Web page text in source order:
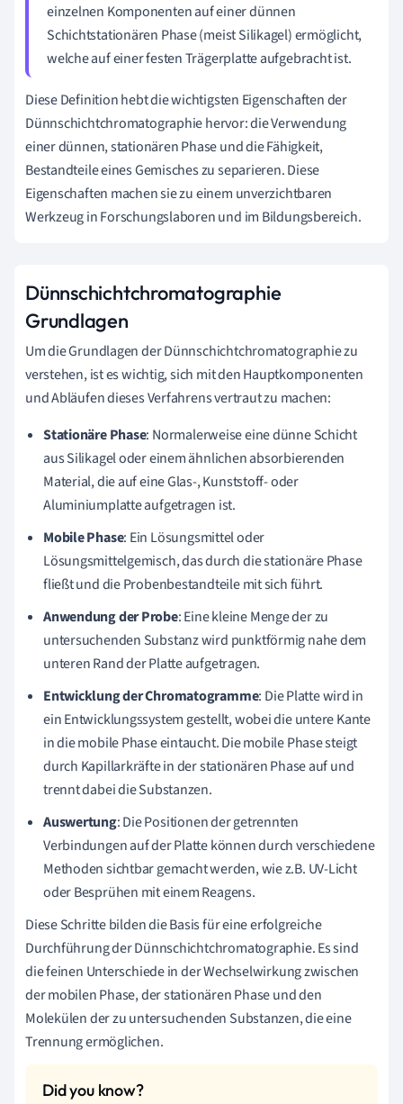
einzelnen Komponenten auf einer dünnen
Schichtstationären Phase (meist Silikagel) ermöglicht,
welche auf einer festen Trägerplatte aufgebracht ist.
Diese Definition hebt die wichtigsten Eigenschaften der
Dünnschichtchromatographie hervor: die Verwendung
einer dünnen, stationären Phase und die Fähigkeit,
Bestandteile eines Gemisches zu separieren. Diese
Eigenschaften machen sie zu einem unverzichtbaren
Werkzeug in Forschungslaboren und im Bildungsbereich.
Dünnschichtchromatographie
Grundlagen
Um die Grundlagen der Dünnschichtchromatographie zu
verstehen, ist es wichtig, sich mit den Hauptkomponenten
und Abläufen dieses Verfahrens vertraut zu machen:
Stationäre Phase: Normalerweise eine dünne Schicht
aus Silikagel oder einem ähnlichen absorbierenden
Material, die auf eine Glas-, Kunststoff- oder
Aluminiumplatte aufgetragen ist.
Mobile Phase: Ein Lösungsmittel oder
Lösungsmittelgemisch, das durch die stationäre Phase
fließt und die Probenbestandteile mit sich führt.
Anwendung der Probe: Eine kleine Menge der zu
untersuchenden Substanz wird punktförmig nahe dem
unteren Rand der Platte aufgetragen.
Entwicklung der Chromatogramme: Die Platte wird in
ein Entwicklungssystem gestellt, wobei die untere Kante
in die mobile Phase eintaucht. Die mobile Phase steigt
durch Kapillarkräfte in der stationären Phase auf und
trennt dabei die Substanzen.
Auswertung: Die Positionen der getrennten
Verbindungen auf der Platte können durch verschiedene
Methoden sichtbar gemacht werden, wie z.B. UV-Licht
oder Besprühen mit einem Reagens.
Diese Schritte bilden die Basis für eine erfolgreiche
Durchführung der Dünnschichtchromatographie. Es sind
die feinen Unterschiede in der Wechselwirkung zwischen
der mobilen Phase, der stationären Phase und den
Molekülen der zu untersuchenden Substanzen, die eine
Trennung ermöglichen.